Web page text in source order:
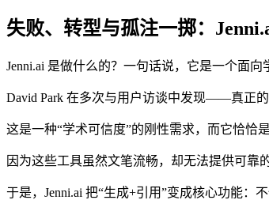
失败、转型与孤注一掷：
Jenni.ai 是做什么的？一句话说，它是一个面
David Park 在多次与用户访谈中发现——真正
这是一种“学术可信度”的刚性需求，而它恰恰
因为这些工具虽然文笔流畅，却无法提供可靠
于是，Jenni.ai 把“生成+引用”变成核心功能：